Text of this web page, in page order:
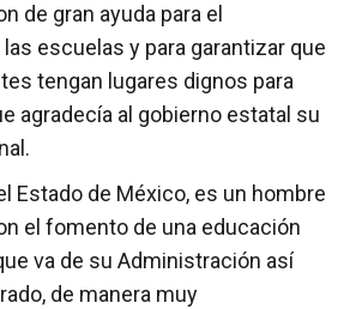
de gran ayuda para el
escuelas y para garantizar que
tengan lugares dignos para
agradecía al gobierno estatal su
Estado de México, es un hombre
el fomento de una educación
va de su Administración así
de manera muy